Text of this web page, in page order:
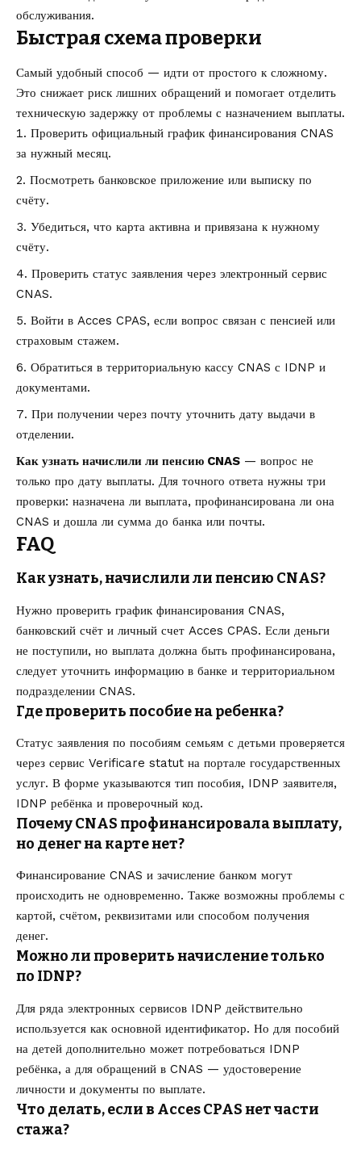
обслуживания.
Быстрая схема проверки
Самый удобный способ — идти от простого к сложному.
Это снижает риск лишних обращений и помогает отделить
техническую задержку от проблемы с назначением выплаты.
Проверить официальный график финансирования CNAS
за нужный месяц.
Посмотреть банковское приложение или выписку по
счёту.
Убедиться, что карта активна и привязана к нужному
счёту.
Проверить статус заявления через электронный сервис
CNAS.
Войти в Acces CPAS, если вопрос связан с пенсией или
страховым стажем.
Обратиться в территориальную кассу CNAS с IDNP и
документами.
При получении через почту уточнить дату выдачи в
отделении.
Как узнать начислили ли пенсию CNAS — вопрос не
только про дату выплаты. Для точного ответа нужны три
проверки: назначена ли выплата, профинансирована ли она
CNAS и дошла ли сумма до банка или почты.
FAQ
Как узнать, начислили ли пенсию CNAS?
Нужно проверить график финансирования CNAS,
банковский счёт и личный счет Acces CPAS. Если деньги
не поступили, но выплата должна быть профинансирована,
следует уточнить информацию в банке и территориальном
подразделении CNAS.
Где проверить пособие на ребенка?
Статус заявления по пособиям семьям с детьми проверяется
через сервис Verificare statut на портале государственных
услуг. В форме указываются тип пособия, IDNP заявителя,
IDNP ребёнка и проверочный код.
Почему CNAS профинансировала выплату,
но денег на карте нет?
Финансирование CNAS и зачисление банком могут
происходить не одновременно. Также возможны проблемы с
картой, счётом, реквизитами или способом получения
денег.
Можно ли проверить начисление только
по IDNP?
Для ряда электронных сервисов IDNP действительно
используется как основной идентификатор. Но для пособий
на детей дополнительно может потребоваться IDNP
ребёнка, а для обращений в CNAS — удостоверение
личности и документы по выплате.
Что делать, если в Acces CPAS нет части
стажа?